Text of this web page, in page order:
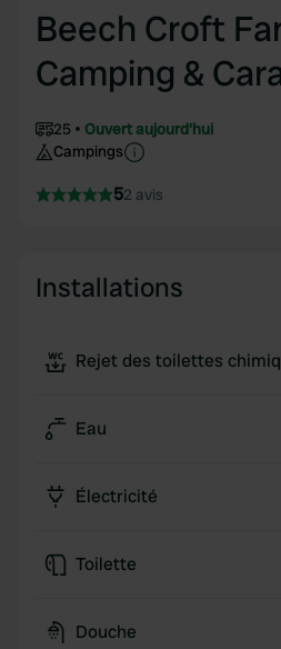
Beech Croft
Camping &
25
Ouvert aujourd'hui
Campings
52 avis
Installations
Rejet des toilettes
Eau
Électricité
Toilette
Douche